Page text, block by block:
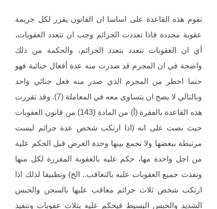
تقوم هذه القاعدة على اساسا ان القانون يقرر لكل جريمة
عقوبة محددة فاذا تعددت الجرائم وجب ان تتعدد العقوبات،
أي ان العقوبات تتعدد بتعدد الجرائم، والحكمة من ذلك
واضحة في ان المجرم قد صدرت منه عدة أفعال جنائية فهو
حتما اخطر من المجرم الذي صدر منه فعل جنائي واحد
وبالتالي لا يصح ان يتساوى معه في المعاملة (7). وقد تقررت
هذه القاعدة بالفقرة (أ) من المادة (143) من قانون العقوبات
حيث نصت على انه (اذا ارتكب شخص عدة جرائم ليست
مرتبطة ببعضها ولا تجمع بينها وحدة الغرض قبل الحكم عليه
من اجل واحدة مها، حكم عليه بالعقوبة المقررة لكل منها
ونفذت جميع العقوبات عليه بالتعاقب.. الخ) وتطبيقا لذلك اذا
ارتكب شخص ثلاث جرائم معاقب عليها بالسجن والحبس
الشديد والحبس البسيط فيحكم عليه بثلاث عقوبات وتنفيذ